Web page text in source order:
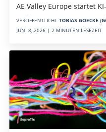
AE Valley Europe startet
VERÖFFENTLICHT TOBIAS GOECKE
JUNI 8, 2026 | 2 MINUTEN LESEZEIT